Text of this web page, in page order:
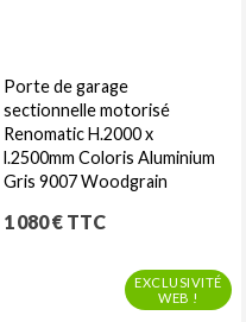
Porte de garage
sectionnelle motorisé
Renomatic H.2000 x
l.2500mm Coloris Aluminium
Gris 9007 Woodgrain
Prix
1 080 € TTC
EXCLUSIVITÉ
WEB !